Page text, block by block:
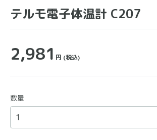
テルモ電子体温計 C207
2,981 円 (税込)
数量